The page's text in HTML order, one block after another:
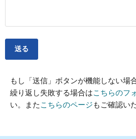
送る
もし「送信」ボタンが機能しない場
繰り返し失敗する場合はこちらのフ
い。またこちらのページ もご確認い